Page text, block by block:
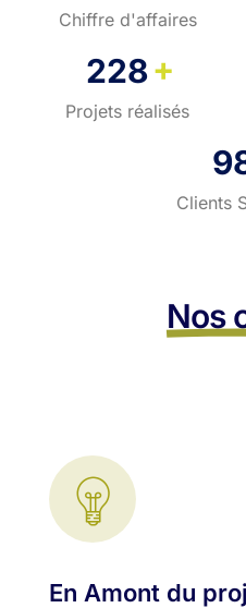
Chiffre d'affaires
228+
Projets réalisés
Clients
Nos
En Amont du